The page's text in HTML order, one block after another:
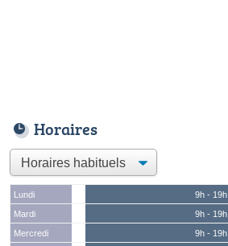
Horaires
Lundi
9h - 19h
Mardi
9h - 19h
Mercredi
9h - 19h